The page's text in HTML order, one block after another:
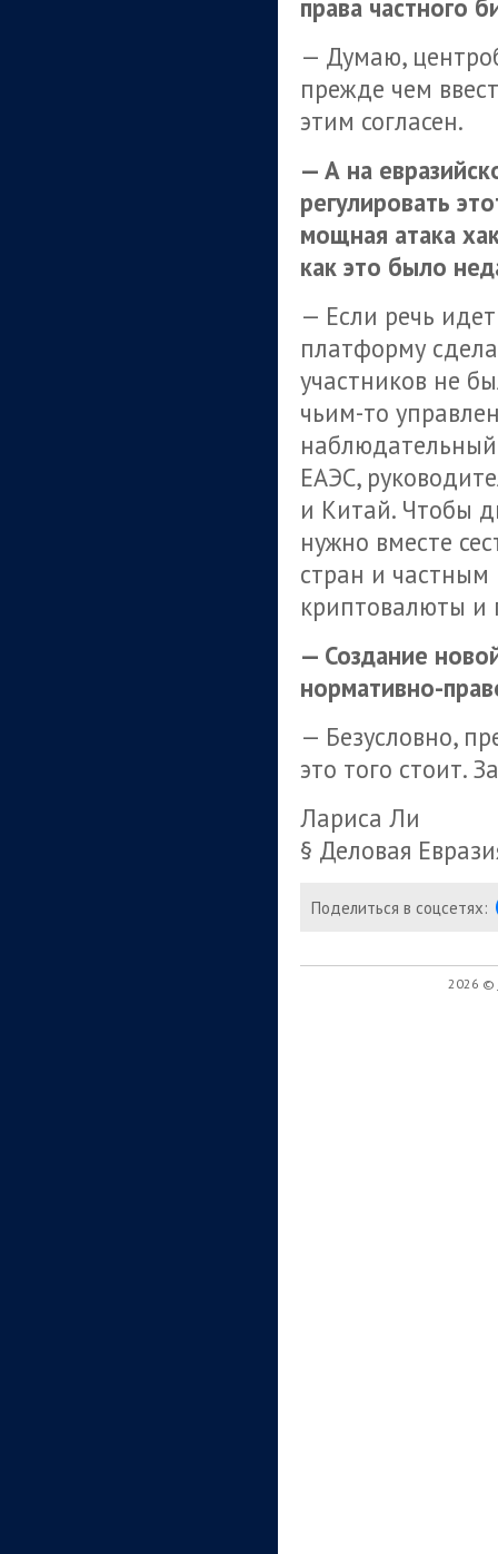
права частного
— Думаю,
прежде чем
этим согласен.
— А на
регулировать
мощная атака
как это было
— Если речь
платформу
участников не
чьим-то
ЕАЭС,
и Китай. Чтобы
нужно вместе
стран и
криптовалюты
— Создание
нормативно-
— Безусловно,
это того стоит.
Лариса Ли
§ Деловая
Поделиться в соцсетях:
2026 ©